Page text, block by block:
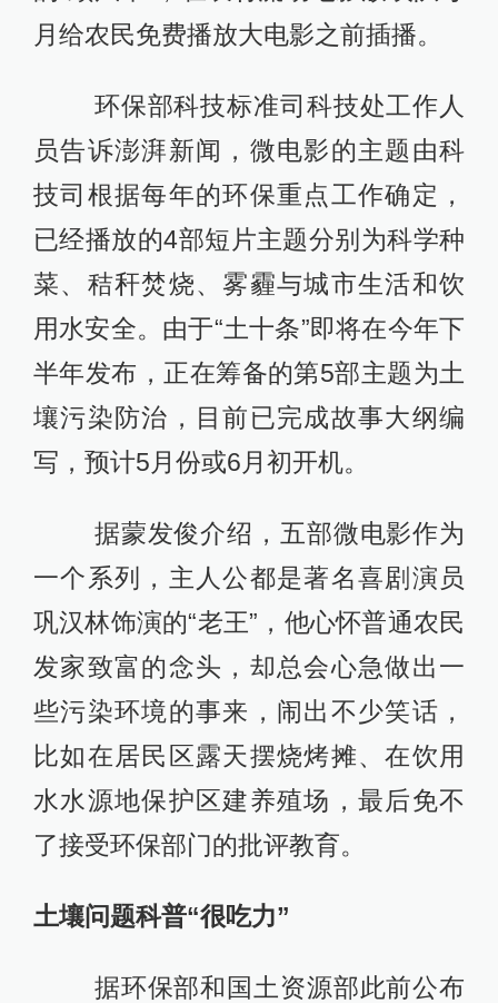
月给农民免费播放大电影之前插播。
环保部科技标准司科技处工作人
员告诉澎湃新闻，微电影的主题由科
技司根据每年的环保重点工作确定，
已经播放的4部短片主题分别为科学种
菜、秸秆焚烧、雾霾与城市生活和饮
用水安全。由于“土十条”即将在今年下
半年发布，正在筹备的第5部主题为土
壤污染防治，目前已完成故事大纲编
写，预计5月份或6月初开机。
据蒙发俊介绍，五部微电影作为
一个系列，主人公都是著名喜剧演员
巩汉林饰演的“老王”，他心怀普通农民
发家致富的念头，却总会心急做出一
些污染环境的事来，闹出不少笑话，
比如在居民区露天摆烧烤摊、在饮用
水水源地保护区建养殖场，最后免不
了接受环保部门的批评教育。
土壤问题科普“很吃力”
据环保部和国土资源部此前公布